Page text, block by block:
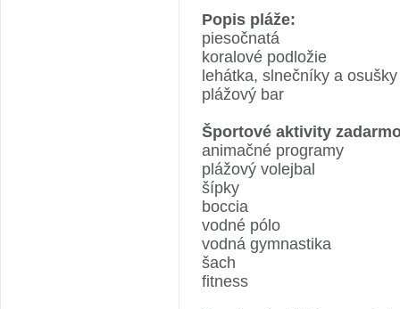
Popis pláže:
piesočnatá
koralové podložie
lehátka, slnečníky a
plážový bar
Športové aktivity
animačné programy
plážový volejbal
šípky
boccia
vodné pólo
vodná gymnastika
šach
fitness